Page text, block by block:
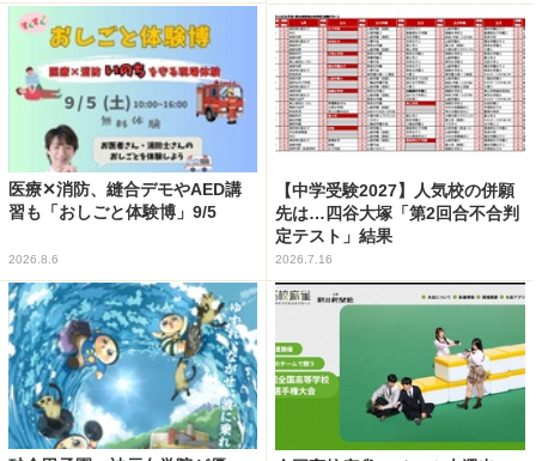
医療✕消防、縫合デモやAED講
習も「おしごと体験博」9/5
2026.8.6
【中学受験2027】人気校の併願
先は…四谷大塚「第2回合不合判
定テスト」結果
2026.7.16